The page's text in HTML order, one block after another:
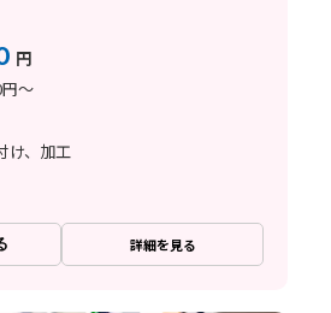
円
円～
け、加工
詳細を見る